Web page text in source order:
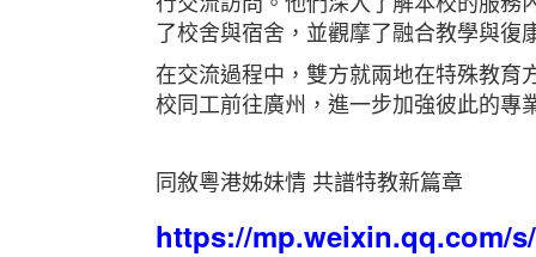
了校舍與宿舍，並觀摩了融合教學與復
在交流過程中，雙方就兩地在特殊教育
校同工前往廣州，進一步加強彼此的專
同敘粵港姊妹情 共譜特教新篇章
https://mp.weixin.qq.com/